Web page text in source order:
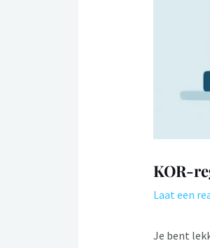
KOR-
Laat een
Je bent